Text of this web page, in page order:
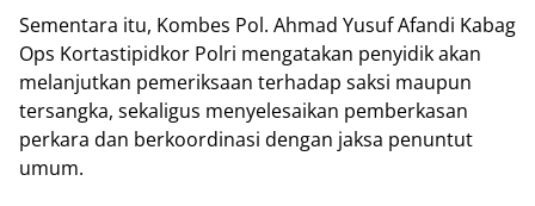
Sementara itu, Kombes Pol. Ahmad Yusuf Afandi Kabag
Ops Kortastipidkor Polri mengatakan penyidik akan
melanjutkan pemeriksaan terhadap saksi maupun
tersangka, sekaligus menyelesaikan pemberkasan
perkara dan berkoordinasi dengan jaksa penuntut
umum.